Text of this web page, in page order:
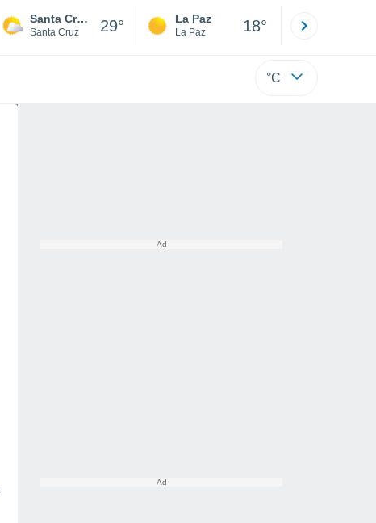
Santa Cruz de la Sierra
Santa Cruz 29° La Paz
La Paz 18°
°C